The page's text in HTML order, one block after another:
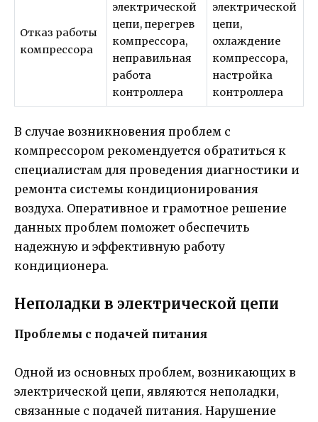
Отказ работы
компрессора
электрической
цепи, перегрев
компрессора,
неправильная
работа
контроллера
электрической
цепи,
охлаждение
компрессора,
настройка
контроллера
В случае возникновения проблем с
компрессором рекомендуется обратиться к
специалистам для проведения диагностики и
ремонта системы кондиционирования
воздуха. Оперативное и грамотное решение
данных проблем поможет обеспечить
надежную и эффективную работу
кондиционера.
Неполадки в электрической цепи
Проблемы с подачей питания
Одной из основных проблем, возникающих в
электрической цепи, являются неполадки,
связанные с подачей питания. Нарушение